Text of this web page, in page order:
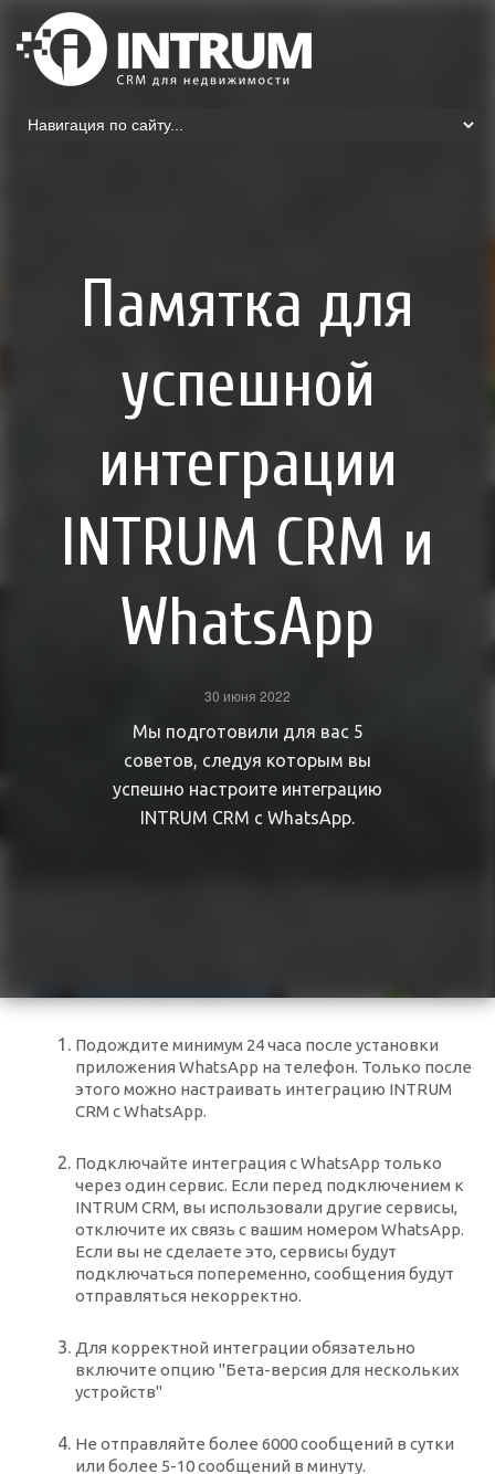
Памятка для
успешной
интеграции
INTRUM CRM и
WhatsApp
30 июня 2022
Мы подготовили для вас 5
советов, следуя которым вы
успешно настроите интеграцию
INTRUM CRM с WhatsApp.
Подождите минимум 24 часа после установки
приложения WhatsApp на телефон. Только после
этого можно настраивать интеграцию INTRUM
CRM c WhatsApp.
Подключайте интеграция с WhatsApp только
через один сервис. Если перед подключением к
INTRUM CRM, вы использовали другие сервисы,
отключите их связь с вашим номером WhatsApp.
Если вы не сделаете это, сервисы будут
подключаться попеременно, сообщения будут
отправляться некорректно.
Для корректной интеграции обязательно
включите опцию "Бета-версия для нескольких
устройств"
Не отправляйте более 6000 сообщений в сутки
или более 5-10 сообщений в минуту.